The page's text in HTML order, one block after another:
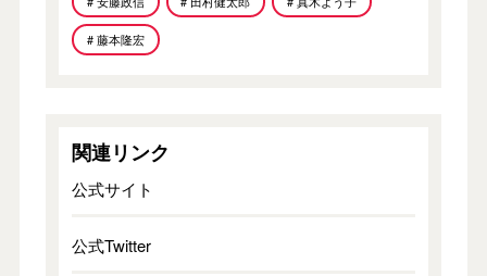
# 藤本隆宏
関連リンク
公式サイト
公式Twitter